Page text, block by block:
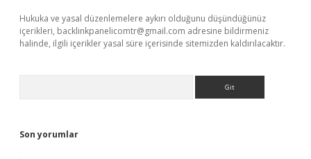
Hukuka ve yasal düzenlemelere aykırı olduğunu düşündüğünüz
içerikleri, backlinkpanelicomtr@gmail.com adresine bildirmeniz
halinde, ilgili içerikler yasal süre içerisinde sitemizden kaldırılacaktır.
Son yorumlar